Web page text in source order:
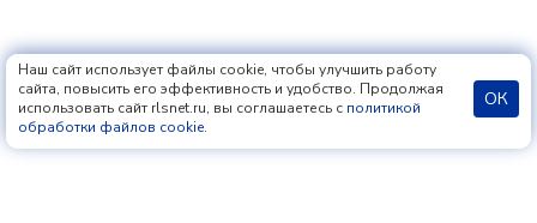
Наш сайт использует файлы cookie, чтобы улучшить работу
сайта, повысить его эффективность и удобство. Продолжая
использовать сайт rlsnet.ru, вы соглашаетесь с политикой
обработки файлов cookie.
ОК